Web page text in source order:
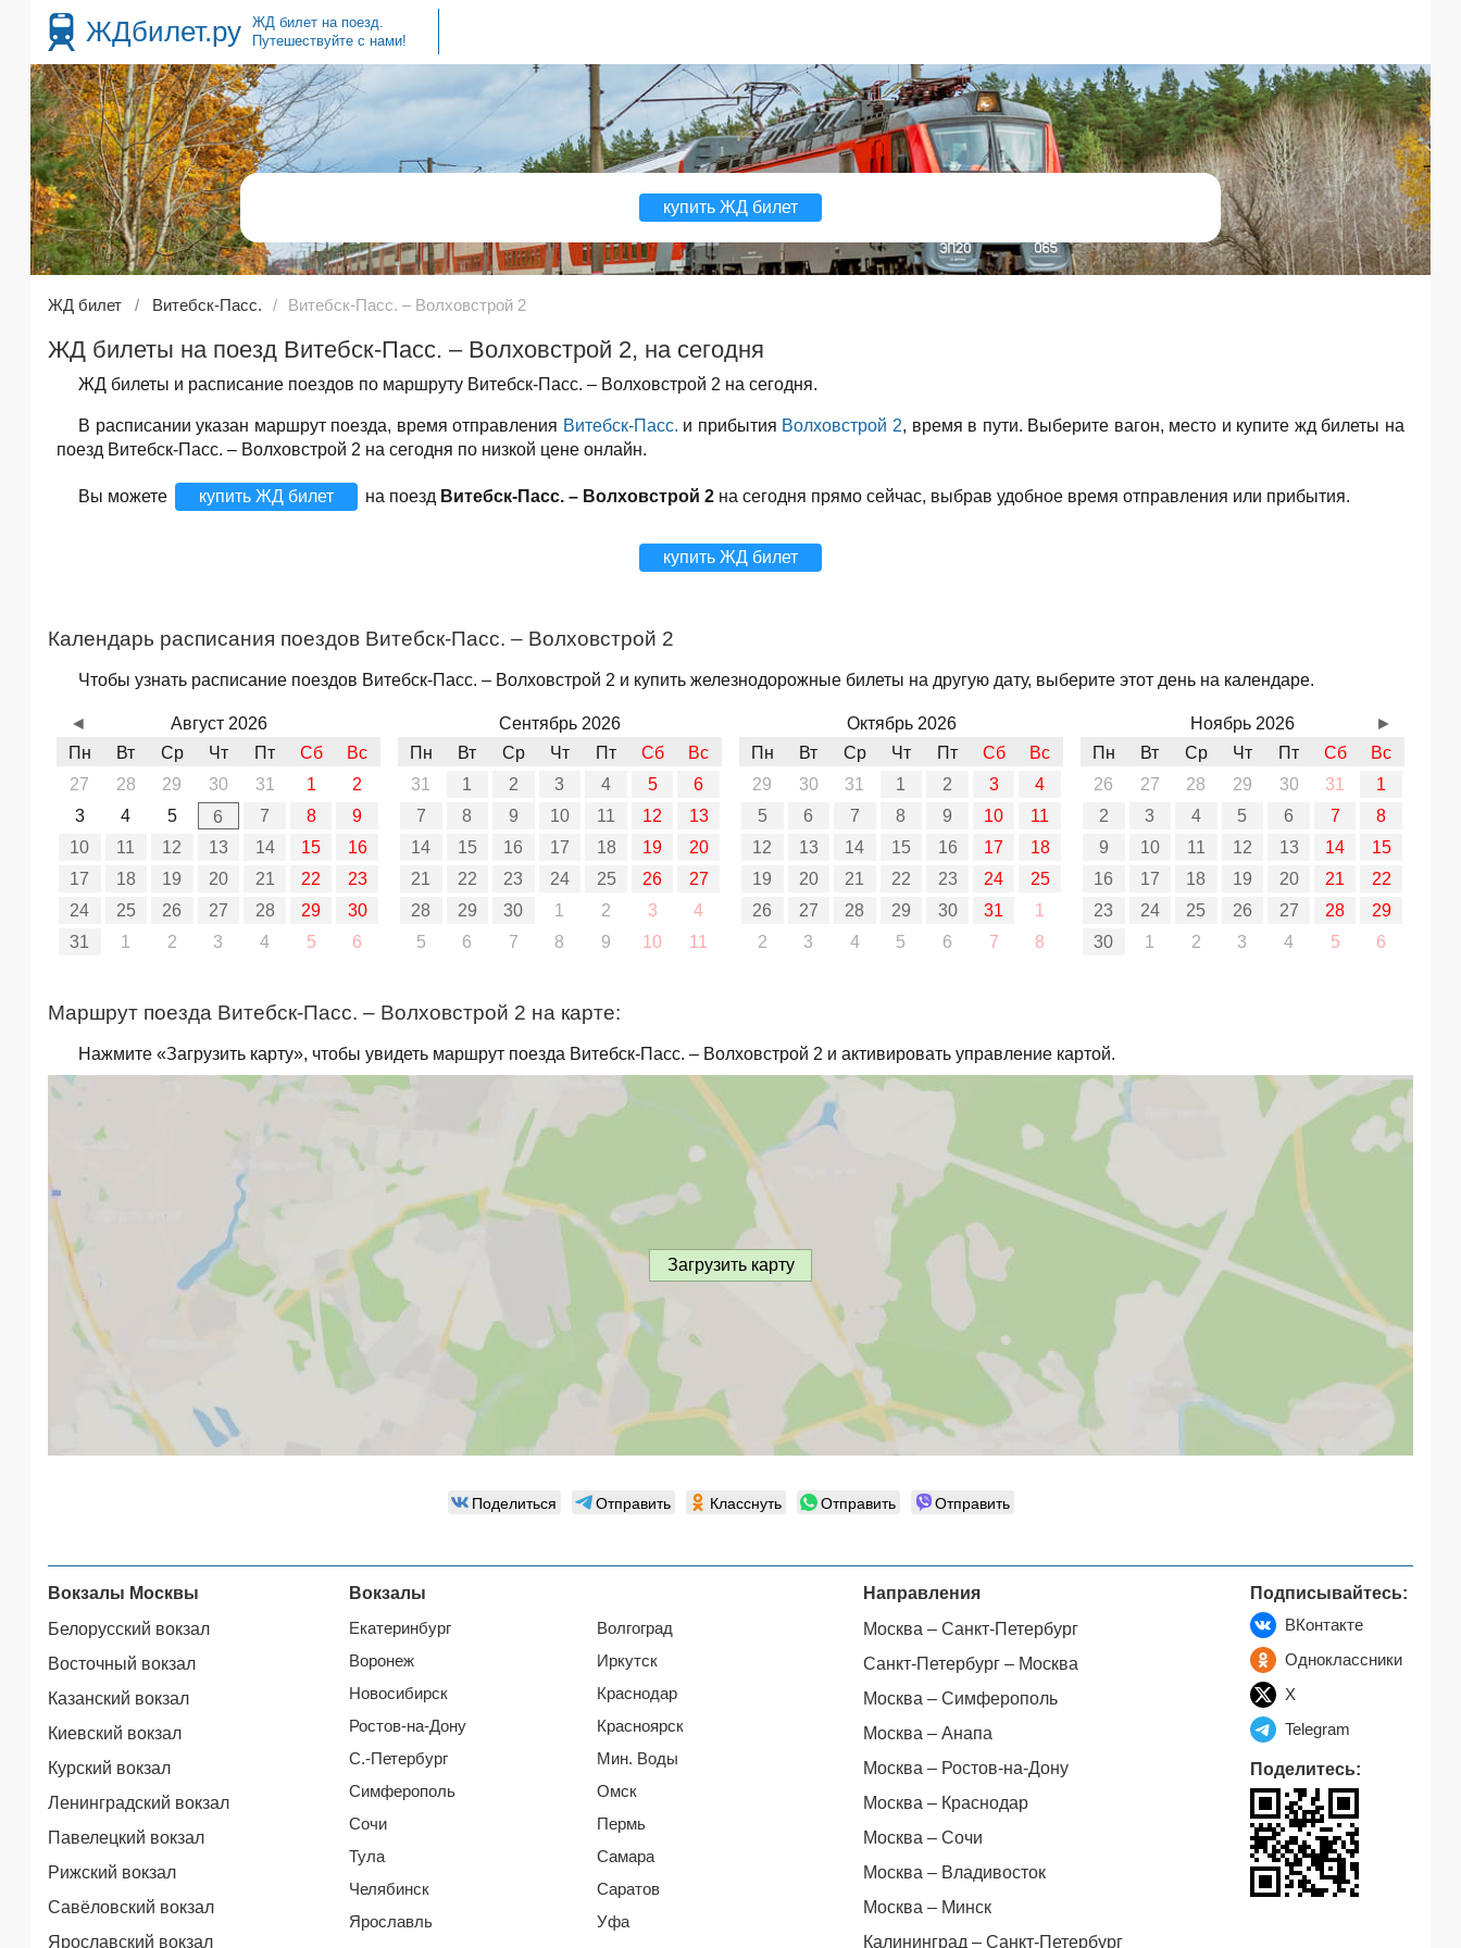
ЖДбилет.ру
ЖД билет на поезд.
Путешествуйте с нами!
купить ЖД билет
ЖД билет Витебск-Пасс. Витебск-Пасс. – Волховстрой 2
ЖД билеты на поезд Витебск-Пасс. – Волховстрой 2, на сегодня
ЖД билеты и расписание поездов по маршруту Витебск-Пасс. – Волховстрой 2 на сегодня.
В расписании указан маршрут поезда, время отправления Витебск-Пасс. и прибытия Волховстрой 2, время в пути. Выберите вагон, место и купите жд билеты на
поезд Витебск-Пасс. – Волховстрой 2 на сегодня по низкой цене онлайн.
Вы можете купить ЖД билет на поезд Витебск-Пасс. – Волховстрой 2 на сегодня прямо сейчас, выбрав удобное время отправления или прибытия.
купить ЖД билет
Календарь расписания поездов Витебск-Пасс. – Волховстрой 2
Чтобы узнать расписание поездов Витебск-Пасс. – Волховстрой 2 и купить железнодорожные билеты на другую дату, выберите этот день на календаре.
Август 2026
Пн
Вт Ср Чт Пт Сб
Вс
27
28 29 30 31 1
2
3
4 5 6 7 8
9
10
11 12 13 14 15
16
17
18 19 20 21 22
23
24
25 26 27 28 29
30
31
1 2 3 4 5 6
Сентябрь 2026
Пн
Вт Ср Чт Пт Сб
Вс
31
1 2 3 4 5
6
7
8 9 10 11 12
13
14
15 16 17 18 19
20
21
22 23 24 25 26
27
28
29 30 1 2 3
4
5
6 7 8 9 10 11
Октябрь 2026
Пн
Вт Ср Чт Пт Сб
Вс
29
30 31 1 2 3
4
5
6 7 8 9 10
11
12
13 14 15 16 17
18
19
20 21 22 23 24
25
26
27 28 29 30 31
1
2
3 4 5 6 7 8
Ноябрь 2026
Пн
Вт Ср Чт Пт Сб
Вс
26
27 28 29 30 31
1
2
3 4 5 6 7
8
9
10 11 12 13 14
15
16
17 18 19 20 21
22
23
24 25 26 27 28
29
30
1 2 3 4 5 6
◄ ►
Маршрут поезда Витебск-Пасс. – Волховстрой 2 на карте:
Нажмите «Загрузить карту», чтобы увидеть маршрут поезда Витебск-Пасс. – Волховстрой 2 и активировать управление картой.
Загрузить карту
Поделиться Отправить Класснуть Отправить Отправить
Вокзалы Москвы
Белорусский вокзал
Восточный вокзал
Казанский вокзал
Киевский вокзал
Курский вокзал
Ленинградский вокзал
Павелецкий вокзал
Рижский вокзал
Савёловский вокзал
Ярославский вокзал
Вокзалы
Екатеринбург
Воронеж
Новосибирск
Ростов-на-Дону
С.-Петербург
Симферополь
Сочи
Тула
Челябинск
Ярославль
Волгоград
Иркутск
Краснодар
Красноярск
Мин. Воды
Омск
Пермь
Самара
Саратов
Уфа
Направления
Москва – Санкт-Петербург
Санкт-Петербург – Москва
Москва – Симферополь
Москва – Анапа
Москва – Ростов-на-Дону
Москва – Краснодар
Москва – Сочи
Москва – Владивосток
Москва – Минск
Калининград – Санкт-Петербург
Подписывайтесь:
ВКонтакте
Одноклассники
X
Telegram
Поделитесь: